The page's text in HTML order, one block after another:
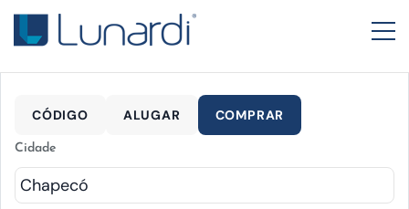
CÓDIGO ALUGAR COMPRAR
Cidade